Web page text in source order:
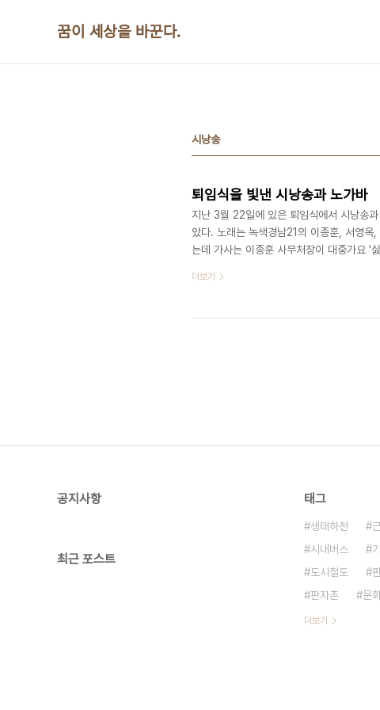
꿈이 세상을 바꾼다.
시낭송
퇴임식을 빛낸 시낭송과 노가바
지난 3월 22일에 있은 퇴임식에서 시낭송
았다. 노래는 녹색경남21의 이종훈, 서영
는데 가사는 이종훈 사무처장이 대중가요 '
노∼ 동 하는 예수 만나서 YMCA 운동 시
YMCA 선택해서 지역사회 일꾼됐나요.
더보기
공지사항
최근 포스트
태그
생태하천
시내버스
도시철도
판자촌
문
더보기